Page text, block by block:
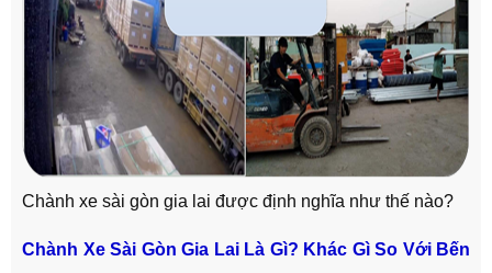
Chành xe sài gòn gia lai được định nghĩa như thế nào?
Chành Xe Sài Gòn Gia Lai Là Gì? Khác Gì So Với Bến